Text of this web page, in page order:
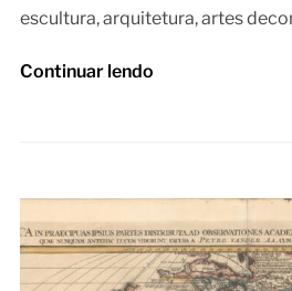
escultura, arquitetura, artes
Continuar lendo